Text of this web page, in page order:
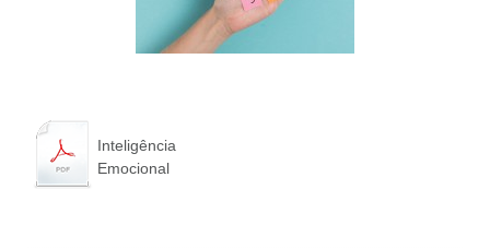
Inteligência
Emocional